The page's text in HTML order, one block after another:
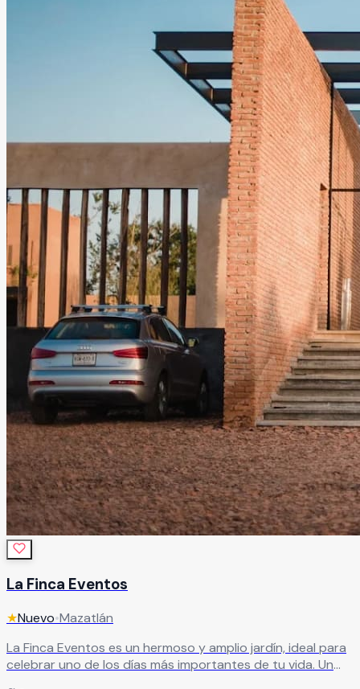
La Finca Eventos
★Nuevo•Mazatlán
La Finca Eventos es un hermoso y amplio jardín, ideal para
celebrar uno de los días más importantes de tu vida. Un